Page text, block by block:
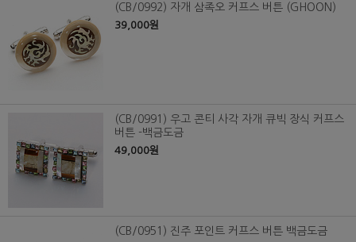
(CB/0992) 자개 삼족오 커프스 버튼 (GHOON)
39,000원
(CB/0991) 우고 콘티 사각 자개 큐빅 장식 커프스
버튼 -백금도금
49,000원
(CB/0951) 진주 포인트 커프스 버튼 백금도금